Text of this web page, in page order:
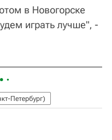
в Новогорске
играть лучше", -
Петербург)